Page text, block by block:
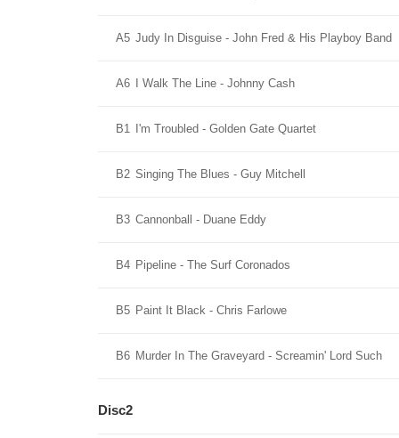
A5 Judy In Disguise - John Fred & His Playboy Band
A6 I Walk The Line - Johnny Cash
B1 I'm Troubled - Golden Gate Quartet
B2 Singing The Blues - Guy Mitchell
B3 Cannonball - Duane Eddy
B4 Pipeline - The Surf Coronados
B5 Paint It Black - Chris Farlowe
B6 Murder In The Graveyard - Screamin' Lord Such
Disc2